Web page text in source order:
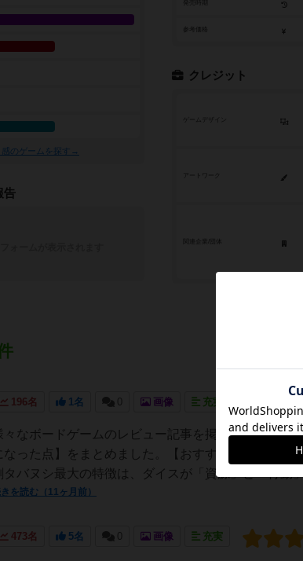
参考価格
クレジット
ゲームデザイン
アートワーク
感のゲームを探す→
告
196名 1名 0 画像 充実
々なボードゲームのレビュー記事を掲載しています
なった点】をまとめました。【おすすめ・魅力・良
タバヌシ最大の特徴は、ダイスが「資源」と「行動
を読む（11ヶ月前）
473名 5名 0 画像 充実